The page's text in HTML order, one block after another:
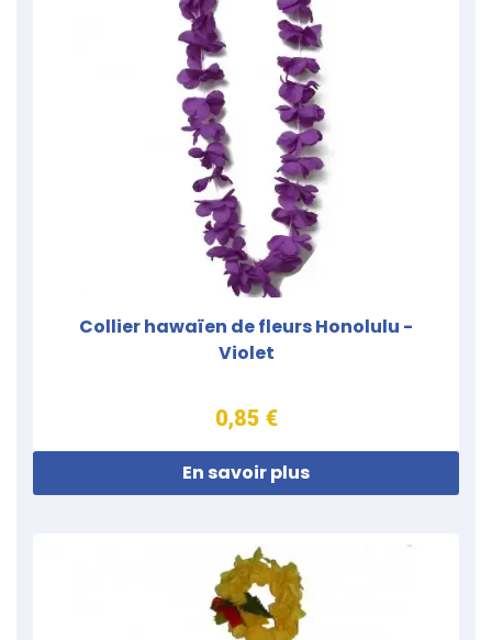
Collier hawaïen de fleurs Honolulu -
Violet
0,85 €
En savoir plus